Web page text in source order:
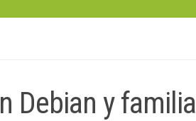
Debian y familia